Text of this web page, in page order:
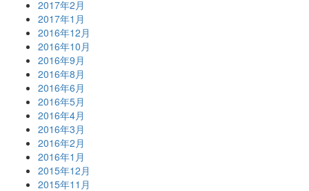
2017年2月
2017年1月
2016年12月
2016年10月
2016年9月
2016年8月
2016年6月
2016年5月
2016年4月
2016年3月
2016年2月
2016年1月
2015年12月
2015年11月